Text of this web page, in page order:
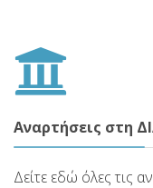
Αναρτήσεις στη
Δείτε εδώ όλες τις